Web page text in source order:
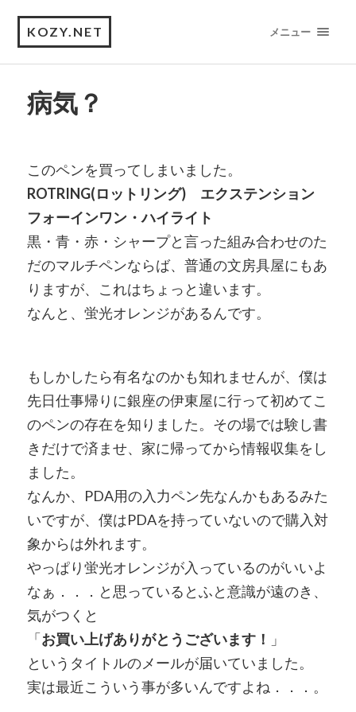
KOZY.NET メニュー
病気？
このペンを買ってしまいました。
ROTRING(ロットリング) エクステンション
フォーインワン・ハイライト
黒・青・赤・シャープと言った組み合わせのた
だのマルチペンならば、普通の文房具屋にもあ
りますが、これはちょっと違います。
なんと、蛍光オレンジがあるんです。
もしかしたら有名なのかも知れませんが、僕は
先日仕事帰りに銀座の伊東屋に行って初めてこ
のペンの存在を知りました。その場では験し書
きだけで済ませ、家に帰ってから情報収集をし
ました。
なんか、PDA用の入力ペン先なんかもあるみた
いですが、僕はPDAを持っていないので購入対
象からは外れます。
やっぱり蛍光オレンジが入っているのがいいよ
なぁ．．．と思っているとふと意識が遠のき、
気がつくと
「お買い上げありがとうございます！ 」
というタイトルのメールが届いていました。
実は最近こういう事が多いんですよね．．．。